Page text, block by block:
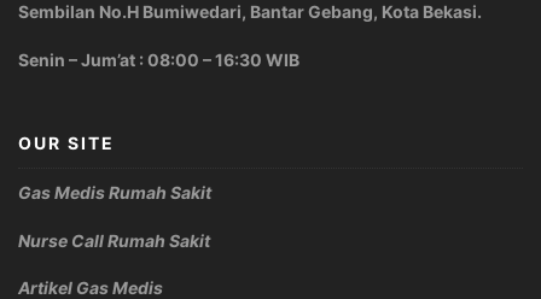
Sembilan No.H Bumiwedari, Bantar Gebang, Kota Bekasi.
Senin – Jum’at : 08:00 – 16:30 WIB
OUR SITE
Gas Medis Rumah Sakit
Nurse Call Rumah Sakit
Artikel Gas Medis